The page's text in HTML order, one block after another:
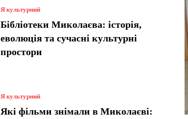
Я культурний
Бібліотеки Миколаєва: історія,
еволюція та сучасні культурні
простори
Я культурний
Які фільми знімали в Миколаєві: